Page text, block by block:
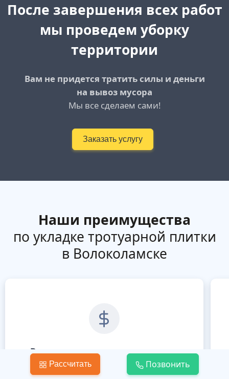
После завершения всех работ
мы проведем уборку
территории
Вам не придется тратить силы и деньги
на вывоз мусора
Мы все сделаем сами!
Заказать услугу
Наши преимущества
по укладке тротуарной плитки
в Волоколамске
Вы платите только за то, что вам
нравится
Никакой предоплаты! Расплачивайтесь
Рассчитать Позвонить